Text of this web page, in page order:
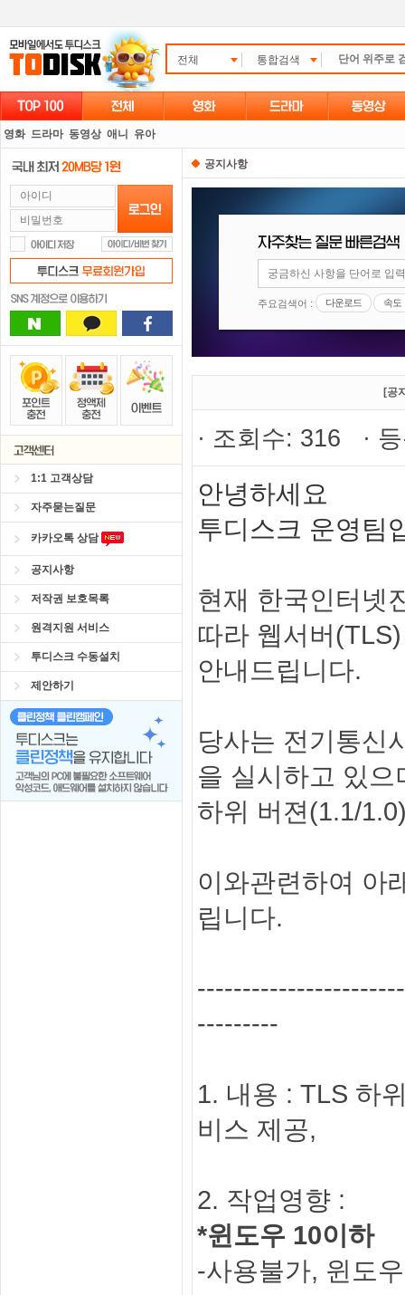
전체 통합검색
영화 드라마 동영상 애니 유아
1:1 고객상담
자주묻는질문
카카오톡 상담
공지사항
저작권 보호목록
원격지원 서비스
투디스크 수동설치
제안하기
공지사항
주요검색어 : 다운로드 속도
[공
· 조회수: 316 ·
안녕하세요
투디스크 운영팀
현재 한국인터넷
따라 웹서버
안내드립니다.
당사는 전기통신
을 실시하고 있
하위 버젼(1.1/
이와관련하여 아
립니다.
---------
1. 내용 : TLS 하
비스 제공,
2. 작업영향 :
*윈도우 10이하
-사용불가, 윈도